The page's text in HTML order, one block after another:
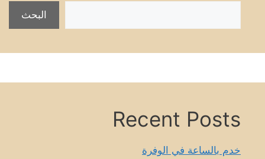
البحث
Recent Posts
خدم بالساعة في الوفرة